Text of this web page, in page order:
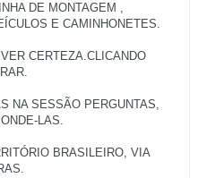
DE MONTAGEM ,
E CAMINHONETES.
CERTEZA.CLICANDO
NA SESSÃO PERGUNTAS,
LAS.
BRASILEIRO, VIA